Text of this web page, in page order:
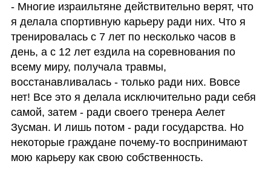
- Многие израильтяне действительно верят, что
я делала спортивную карьеру ради них. Что я
тренировалась с 7 лет по несколько часов в
день, а с 12 лет ездила на соревнования по
всему миру, получала травмы,
восстанавливалась - только ради них. Вовсе
нет! Все это я делала исключительно ради себя
самой, затем - ради своего тренера Аелет
Зусман. И лишь потом - ради государства. Но
некоторые граждане почему-то воспринимают
мою карьеру как свою собственность.